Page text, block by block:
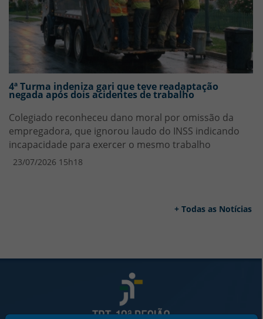
4ª Turma indeniza gari que teve readaptação
negada após dois acidentes de trabalho
Colegiado reconheceu dano moral por omissão da
empregadora, que ignorou laudo do INSS indicando
incapacidade para exercer o mesmo trabalho
23/07/2026 15h18
+ Todas as Notícias